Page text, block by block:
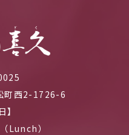
町西2-1726-6
】
Lunch）